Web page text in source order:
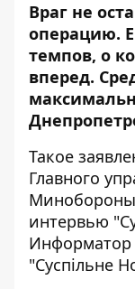
Враг не
операцию.
темпов, о
вперед.
Такое
Главного
интервью
Информатор
"Суспільне